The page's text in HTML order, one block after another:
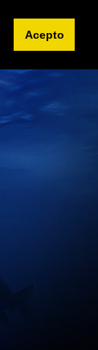
Acepto